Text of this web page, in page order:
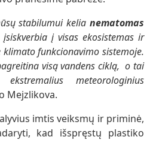
stabilumui kelia nematomas
į visas ekosistemas ir
funkcionavimo sistemoje.
visą vandens ciklą, o tai
meteorologinius
Mejzlikova.
imtis veiksmų ir priminė,
kad išspręstų plastiko